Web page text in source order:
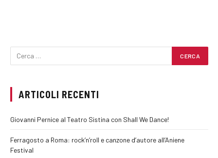
ARTICOLI RECENTI
Giovanni Pernice al Teatro Sistina con Shall We Dance!
Ferragosto a Roma: rock’n’roll e canzone d’autore all’Aniene
Festival